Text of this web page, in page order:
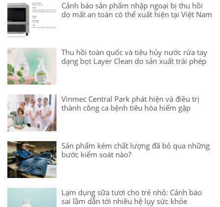
Cảnh báo sản phẩm nhập ngoại bị thu hồi
do mất an toàn có thể xuất hiện tại Việt Nam
Thu hồi toàn quốc và tiêu hủy nước rửa tay
dạng bọt Layer Clean do sản xuất trái phép
Vinmec Central Park phát hiện và điều trị
thành công ca bệnh tiêu hóa hiếm gặp
Sản phẩm kém chất lượng đã bỏ qua những
bước kiểm soát nào?
Lạm dụng sữa tươi cho trẻ nhỏ: Cảnh báo
sai lầm dẫn tới nhiều hệ lụy sức khỏe